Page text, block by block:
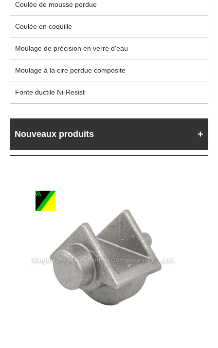
Coulée de mousse perdue
Coulée en coquille
Moulage de précision en verre d'eau
Moulage à la cire perdue composite
Fonte ductile Ni-Resist
Nouveaux produits